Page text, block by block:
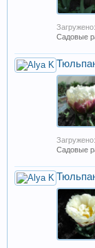
Загружено:
Садовые
Загружено:
Садовые